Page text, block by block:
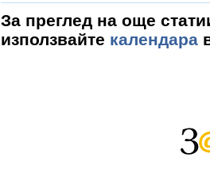
За преглед на още
използвайте календара